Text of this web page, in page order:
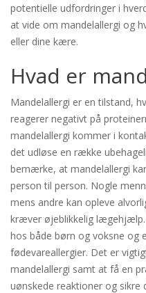
potentielle udfordringer i
at vide om mandelallergi og
eller dine kære.
Hvad er
Mandelallergi er en tilstand,
reagerer negativt på
mandelallergi kommer i
det udløse en række
bemærke, at mandelallergi
person til person. Nogle
mens andre kan opleve
kræver øjeblikkelig
hos både børn og voksne og
fødevareallergier. Det er
mandelallergi samt at få en
uønskede reaktioner og sikre